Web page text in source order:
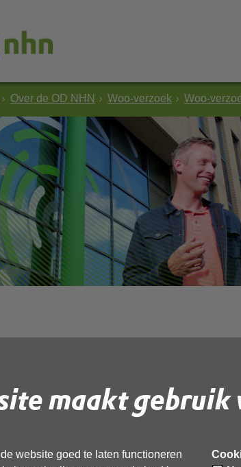
maakt gebruik
website goed te laten functioneren
Over de OD NHN Woo-verzoek Woo-
om het document te downloaden.